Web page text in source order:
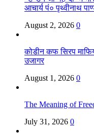
आचार्य पं० पृथ्वीनाथ
August 2, 2026 0
कोडीन कफ सिरप
उजागर
August 1, 2026 0
The Meaning of
July 31, 2026 0